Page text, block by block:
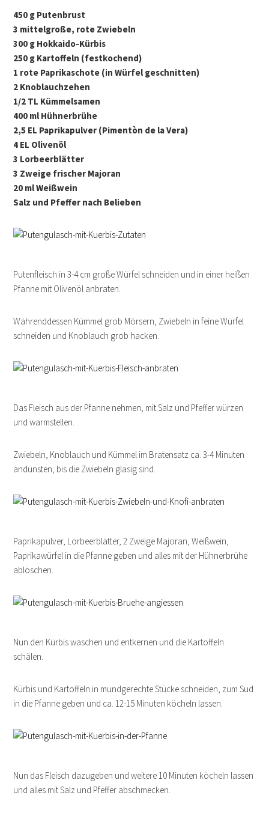
450 g Putenbrust
3 mittelgroße, rote Zwiebeln
300 g Hokkaido-Kürbis
250 g Kartoffeln (festkochend)
1 rote Paprikaschote (in Würfel geschnitten)
2 Knoblauchzehen
1/2 TL Kümmelsamen
400 ml Hühnerbrühe
2,5 EL Paprikapulver (Pimentòn de la Vera)
4 EL Olivenöl
3 Lorbeerblätter
3 Zweige frischer Majoran
20 ml Weißwein
Salz und Pfeffer nach Belieben
Putenfleisch in 3-4 cm große Würfel schneiden und in einer heißen
Pfanne mit Olivenöl anbraten.
Währenddessen Kümmel grob Mörsern, Zwiebeln in feine Würfel
schneiden und Knoblauch grob hacken.
Das Fleisch aus der Pfanne nehmen, mit Salz und Pfeffer würzen
und warmstellen.
Zwiebeln, Knoblauch und Kümmel im Bratensatz ca. 3-4 Minuten
andünsten, bis die Zwiebeln glasig sind.
Paprikapulver, Lorbeerblätter, 2 Zweige Majoran, Weißwein,
Paprikawürfel in die Pfanne geben und alles mit der Hühnerbrühe
ablöschen.
Nun den Kürbis waschen und entkernen und die Kartoffeln
schälen.
Kürbis und Kartoffeln in mundgerechte Stücke schneiden, zum Sud
in die Pfanne geben und ca. 12-15 Minuten köcheln lassen.
Nun das Fleisch dazugeben und weitere 10 Minuten köcheln lassen
und alles mit Salz und Pfeffer abschmecken.